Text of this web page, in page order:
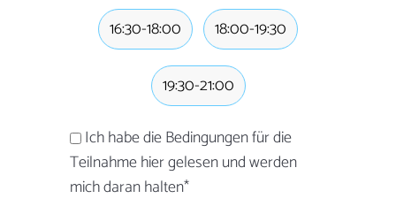
16:30-18:00 18:00-19:30
19:30-21:00
Ich habe die Bedingungen für die
Teilnahme hier gelesen und werden
mich daran halten*